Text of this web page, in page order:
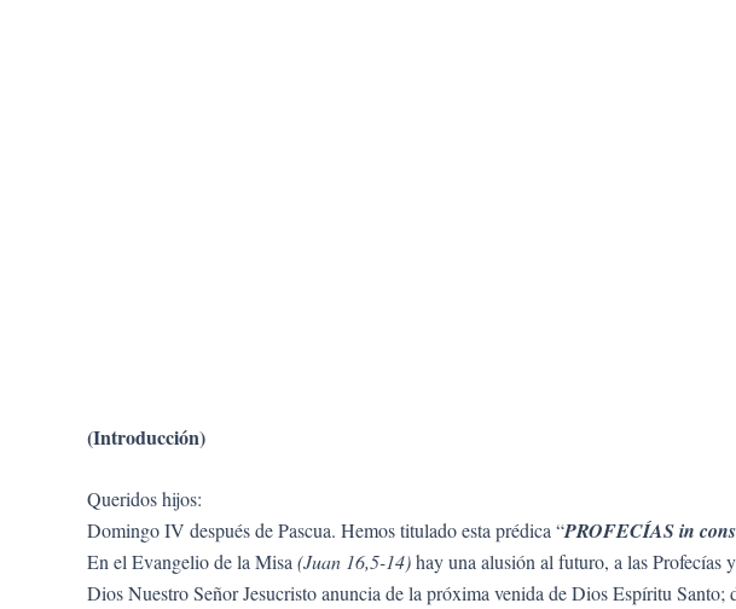
(Introducción)
Queridos hijos:
Domingo IV después de Pascua. Hemos titulado esta prédica “PROFECÍAS in
En el Evangelio de la Misa(Juan 16,5-14)hay una alusión al futuro, a las Profecías
Dios Nuestro Señor Jesucristo anuncia de la próxima venida de Dios Espíritu Santo;